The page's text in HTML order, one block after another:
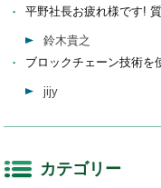
平野社長お疲れ様です!
鈴木貴之
ブロックチェーン技術を
jijy
カテゴリー